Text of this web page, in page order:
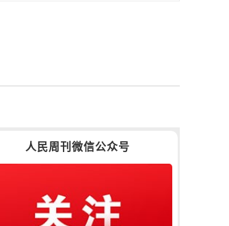
人民周刊微信公众号